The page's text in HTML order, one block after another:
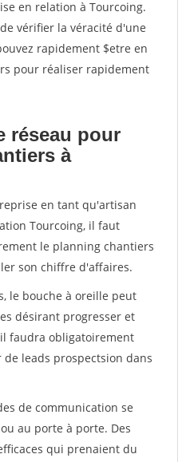
en relation à Tourcoing.
vérifier la véracité d'une
rapidement $etre en
pour réaliser rapidement
réseau pour
à
en tant qu'artisan
Tourcoing, il faut
le planning chantiers
son chiffre d'affaires.
le bouche à oreille peut
désirant progresser et
faudra obligatoirement
leads prospectsion dans
de communication se
au porte à porte. Des
qui prenaient du